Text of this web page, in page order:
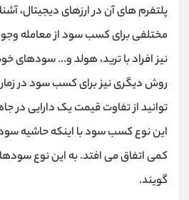
پلتفرم های آن در ارزهای دیجیتال،
مختلفی برای کسب سود از معامله وجود
نیز افراد با ترید، هولد و... سودهای
روش دیگری نیز برای کسب سود در
توانید از تفاوت قیمت یک دارایی در
این نوع کسب سود با اینکه حاشیه
کمی اتفاق می افتد. به این نوع
گویند.